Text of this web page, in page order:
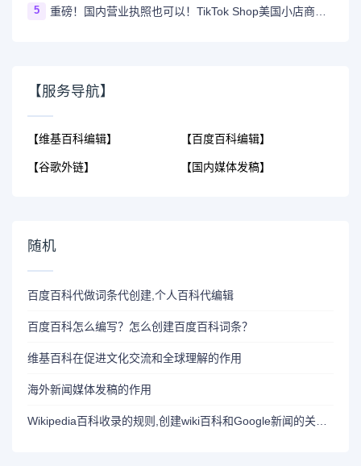
5 重磅！国内营业执照也可以！TikTok Shop美国小店商家自运营模式开放！
【服务导航】
【维基百科编辑】
【谷歌外链】
【百度百科编辑】
【国内媒体发稿】
随机
百度百科代做词条代创建,个人百科代编辑
百度百科怎么编写？怎么创建百度百科词条？
维基百科在促进文化交流和全球理解的作用
海外新闻媒体发稿的作用
Wikipedia百科收录的规则,创建wiki百科和Google新闻的关系_Wikipedia创建/Wikipedia代创建